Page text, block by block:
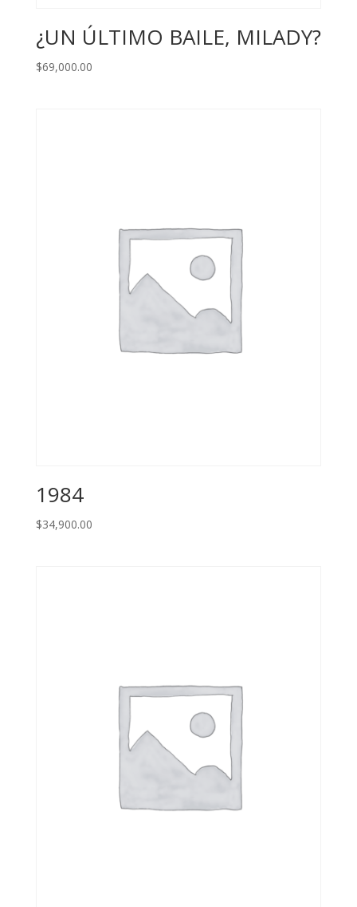
¿UN ÚLTIMO BAILE, MILADY?
$69,000.00
1984
$34,900.00